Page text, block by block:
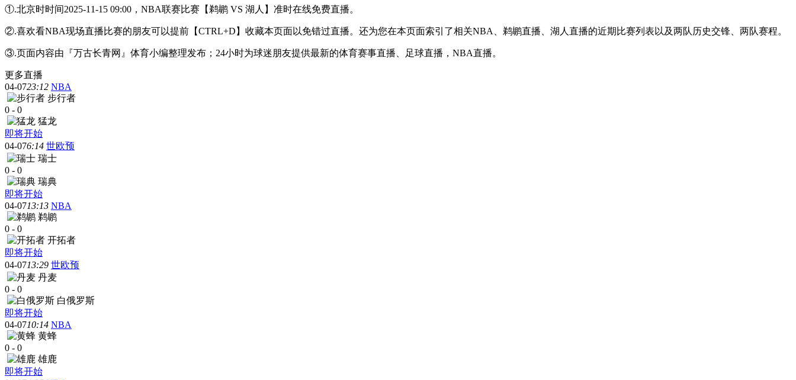
①.北京时时间2025-11-15 09:00，NBA联赛比赛【鹈鹕 VS 湖人】准时在线免费直播。
②.喜欢看NBA现场直播比赛的朋友可以提前【CTRL+D】收藏本页面以免错过直播。还为您在本页面索引了相关NBA、鹈鹕直播、湖人直播的近期比赛列表以及两队历史交锋、两队赛程。
③.页面内容由『万古长青网』体育小编整理发布；24小时为球迷朋友提供最新的体育赛事直播、足球直播，NBA直播。
更多直播
04-0723:12 NBA
步行者
0 - 0
猛龙
即将开始
04-076:14 世欧预
瑞士
0 - 0
瑞典
即将开始
04-0713:13 NBA
鹈鹕
0 - 0
开拓者
即将开始
04-0713:29 世欧预
丹麦
0 - 0
白俄罗斯
即将开始
04-0710:14 NBA
黄蜂
0 - 0
雄鹿
即将开始